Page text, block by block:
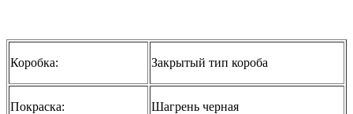
Коробка: Закрытый тип короба
Покраска: Шагрень черная